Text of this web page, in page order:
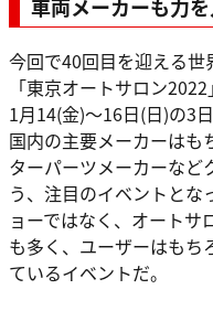
車両メーカーも力
今回で40回目を迎える
「東京オートサロン
1月14(金)～16日(日)の3
国内の主要メーカーはも
ターパーツメーカーなど
う、注目のイベントとな
ョーではなく、オートサ
も多く、ユーザーはもち
ているイベントだ。